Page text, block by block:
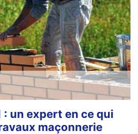
: un expert en ce qui
maçonnerie